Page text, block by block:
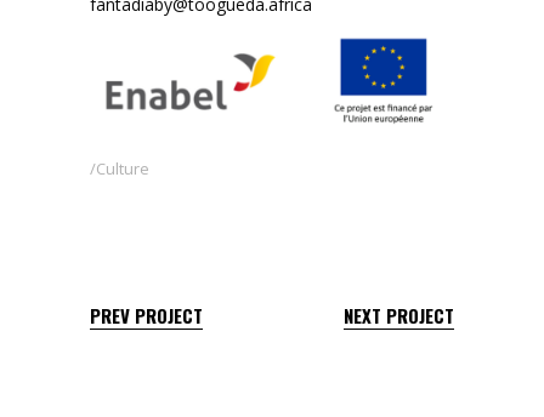
Culture
PREV PROJECT NEXT PROJECT